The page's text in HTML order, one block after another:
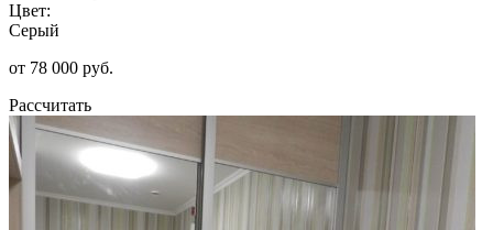
Цвет:
Серый
от 78 000 руб.
Рассчитать